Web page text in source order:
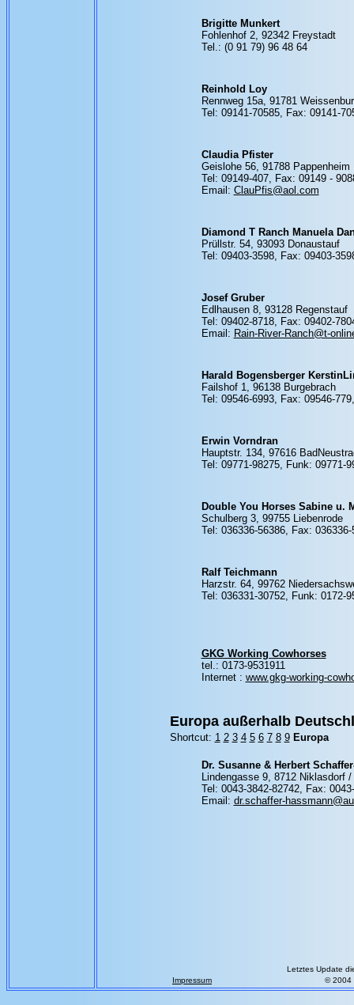
Brigitte Munkert
Fohlenhof 2, 92342 Freystadt
Tel.: (0 91 79) 96 48 64
Reinhold Loy
Rennweg 15a, 91781
Tel: 09141-70585, Fax: 09141-
Claudia Pfister
Geislohe 56, 91788 Pappenheim
Tel: 09149-407, Fax: 09149 -
Email: ClauPfis@aol.com
Diamond T Ranch Manuela
Prüllstr. 54, 93093 Donaustauf
Tel: 09403-3598, Fax: 09403-
Josef Gruber
Edlhausen 8, 93128 Regenstauf
Tel: 09402-8718, Fax: 09402-
Email: Rain-River-Ranch@t-
Harald Bogensberger
Failshof 1, 96138 Burgebrach
Tel: 09546-6993, Fax: 09546-
Erwin Vorndran
Hauptstr. 134, 97616
Tel: 09771-98275, Funk: 09771-
Double You Horses Sabine u.
Schulberg 3, 99755 Liebenrode
Tel: 036336-56386, Fax: 036336-
Ralf Teichmann
Harzstr. 64, 99762
Tel: 036331-30752, Funk: 0172-
GKG Working Cowhorses
tel.: 0173-9531911
Internet : www.gkg-working-
Europa außerhalb
Shortcut: 1 2 3 4 5 6 7 8 9 Europa
Dr. Susanne & Herbert
Lindengasse 9, 8712 Niklasdorf
Tel: 0043-3842-82742, Fax:
Email: dr.schaffer-
Letztes Update
Impressum
©